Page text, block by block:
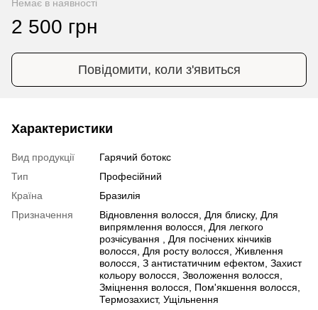
Немає в наявності
2 500 грн
Повідомити, коли з'явиться
Характеристики
Вид продукції
Гарячий ботокс
Тип
Професійний
Країна
Бразилія
Призначення
Відновлення волосся, Для блиску, Для
випрямлення волосся, Для легкого
розчісування , Для посічених кінчиків
волосся, Для росту волосся, Живлення
волосся, З антистатичним ефектом, Захист
кольору волосся, Зволоження волосся,
Зміцнення волосся, Пом'якшення волосся,
Термозахист, Ущільнення